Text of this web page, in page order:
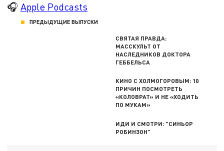
🎧Apple Podcasts
ПРЕДЫДУЩИЕ ВЫПУСКИ
СВЯТАЯ ПРАВДА:
МАССКУЛЬТ ОТ
НАСЛЕДНИКОВ ДОКТОРА
ГЕББЕЛЬСА
КИНО С ХОЛМОГОРОВЫМ: 10
ПРИЧИН ПОСМОТРЕТЬ
«КОЛОВРАТ» И НЕ «ХОДИТЬ
ПО МУКАМ»
ИДИ И СМОТРИ: "СИНЬОР
РОБИНЗОН"